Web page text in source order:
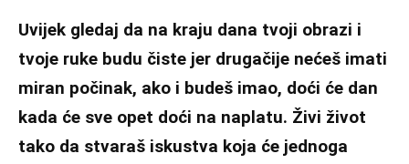
Uvijek gledaj da na kraju dana tvoji obrazi i
tvoje ruke budu čiste jer drugačije nećeš imati
miran počinak, ako i budeš imao, doći će dan
kada će sve opet doći na naplatu. Živi život
tako da stvaraš iskustva koja će jednoga